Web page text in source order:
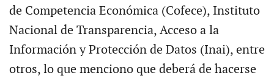
de Competencia Económica (Cofece), Instituto
Nacional de Transparencia, Acceso a la
Información y Protección de Datos (Inai), entre
otros, lo que menciono que deberá de hacerse